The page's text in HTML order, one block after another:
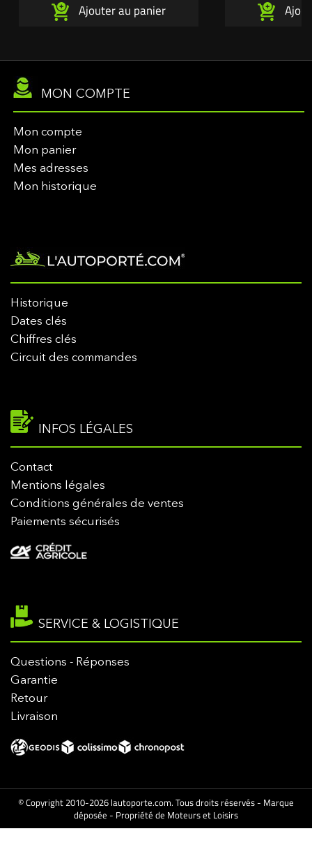
Ajouter au panier
MON COMPTE
Mon compte
Mon panier
Mes adresses
Mon historique
Historique
Dates clés
Chiffres clés
Circuit des commandes
INFOS LÉGALES
Contact
Mentions légales
Conditions générales de ventes
Paiements sécurisés
SERVICE & LOGISTIQUE
Questions - Réponses
Garantie
Retour
Livraison
© Copyright 2010-2026 lautoporte.com. Tous droits réservés - Marque
déposée - Propriété de Moteurs et Loisirs